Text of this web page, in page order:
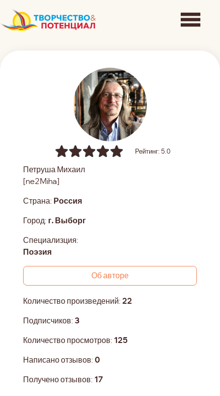
Рейтинг: 5.0
Петруша Михаил
[ne2Miha]
Страна: Россия
Город: г. Выборг
Специализция:
Поэзия
Об авторе
Количество произведений: 22
Подписчиков: 3
Количество просмотров: 125
Написано отзывов: 0
Получено отзывов: 17